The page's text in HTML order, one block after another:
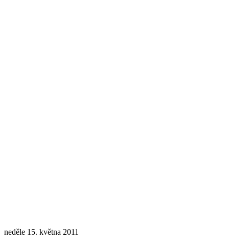
neděle 15. května 2011